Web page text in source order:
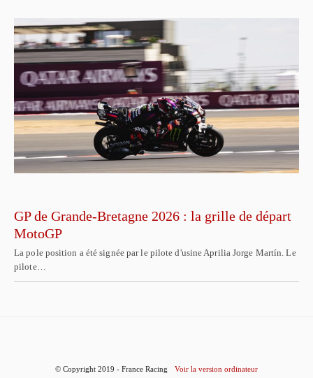
GP de Grande-Bretagne 2026 : la grille de départ
MotoGP
La pole position a été signée par le pilote d'usine Aprilia Jorge Martín. Le
pilote…
© Copyright 2019 - France Racing Voir la version ordinateur